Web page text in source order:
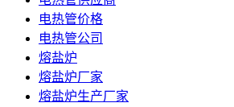
电热管价格
电热管公司
熔盐炉
熔盐炉厂家
熔盐炉生产厂家